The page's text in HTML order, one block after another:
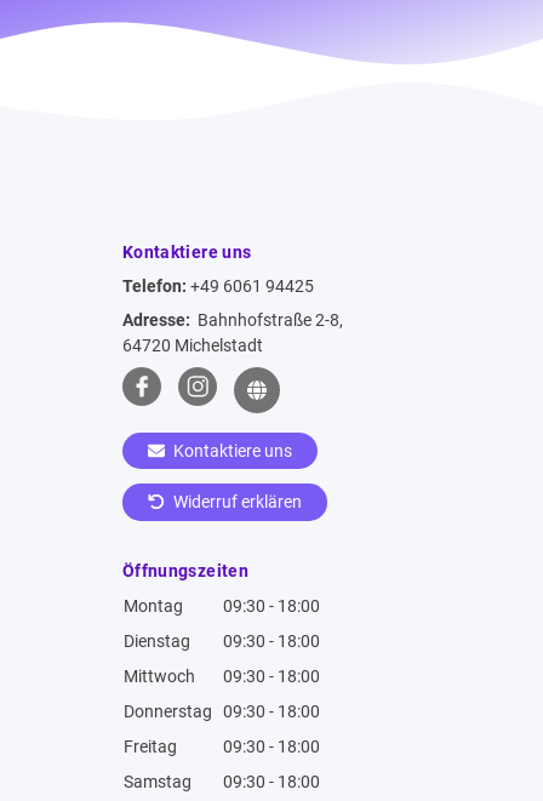
Kontaktiere uns
Telefon: +49 6061 94425
Adresse: Bahnhofstraße 2-8,
64720 Michelstadt
Kontaktiere uns
Widerruf erklären
Öffnungszeiten
Montag
09:30 - 18:00
Dienstag
09:30 - 18:00
Mittwoch
09:30 - 18:00
Donnerstag
09:30 - 18:00
Freitag
09:30 - 18:00
Samstag
09:30 - 18:00